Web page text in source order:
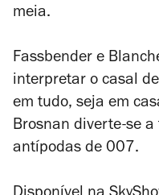
meia.
Fassbender e
interpretar o casal
em tudo, seja em
Brosnan diverte-se
antípodas de 007.